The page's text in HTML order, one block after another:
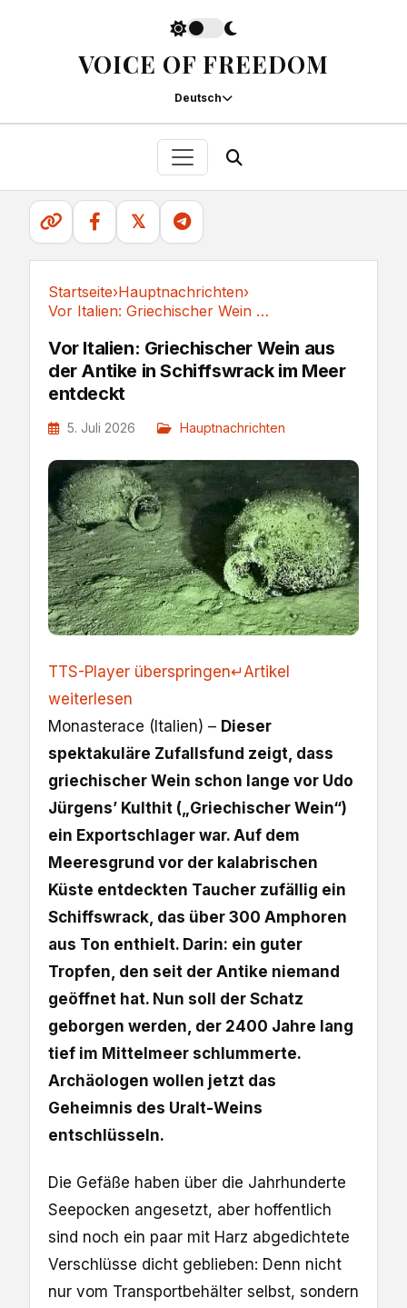
VOICE OF FREEDOM
Deutsch
𝕏
Startseite›Hauptnachrichten›
Vor Italien: Griechischer Wein aus der Antike...
Vor Italien: Griechischer Wein aus
der Antike in Schiffswrack im Meer
entdeckt
5. Juli 2026 Hauptnachrichten
TTS-Player überspringen↵Artikel
weiterlesen
Monasterace (Italien) – Dieser
spektakuläre Zufallsfund zeigt, dass
griechischer Wein schon lange vor Udo
Jürgens’ Kulthit („Griechischer Wein“)
ein Exportschlager war. Auf dem
Meeresgrund vor der kalabrischen
Küste entdeckten Taucher zufällig ein
Schiffswrack, das über 300 Amphoren
aus Ton enthielt. Darin: ein guter
Tropfen, den seit der Antike niemand
geöffnet hat. Nun soll der Schatz
geborgen werden, der 2400 Jahre lang
tief im Mittelmeer schlummerte.
Archäologen wollen jetzt das
Geheimnis des Uralt-Weins
entschlüsseln.
Die Gefäße haben über die Jahrhunderte
Seepocken angesetzt, aber hoffentlich
sind noch ein paar mit Harz abgedichtete
Verschlüsse dicht geblieben: Denn nicht
nur vom Transportbehälter selbst, sondern